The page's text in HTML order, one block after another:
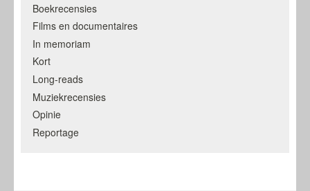
Boekrecensies
Films en documentaires
In memoriam
Kort
Long-reads
Muziekrecensies
Opinie
Reportage